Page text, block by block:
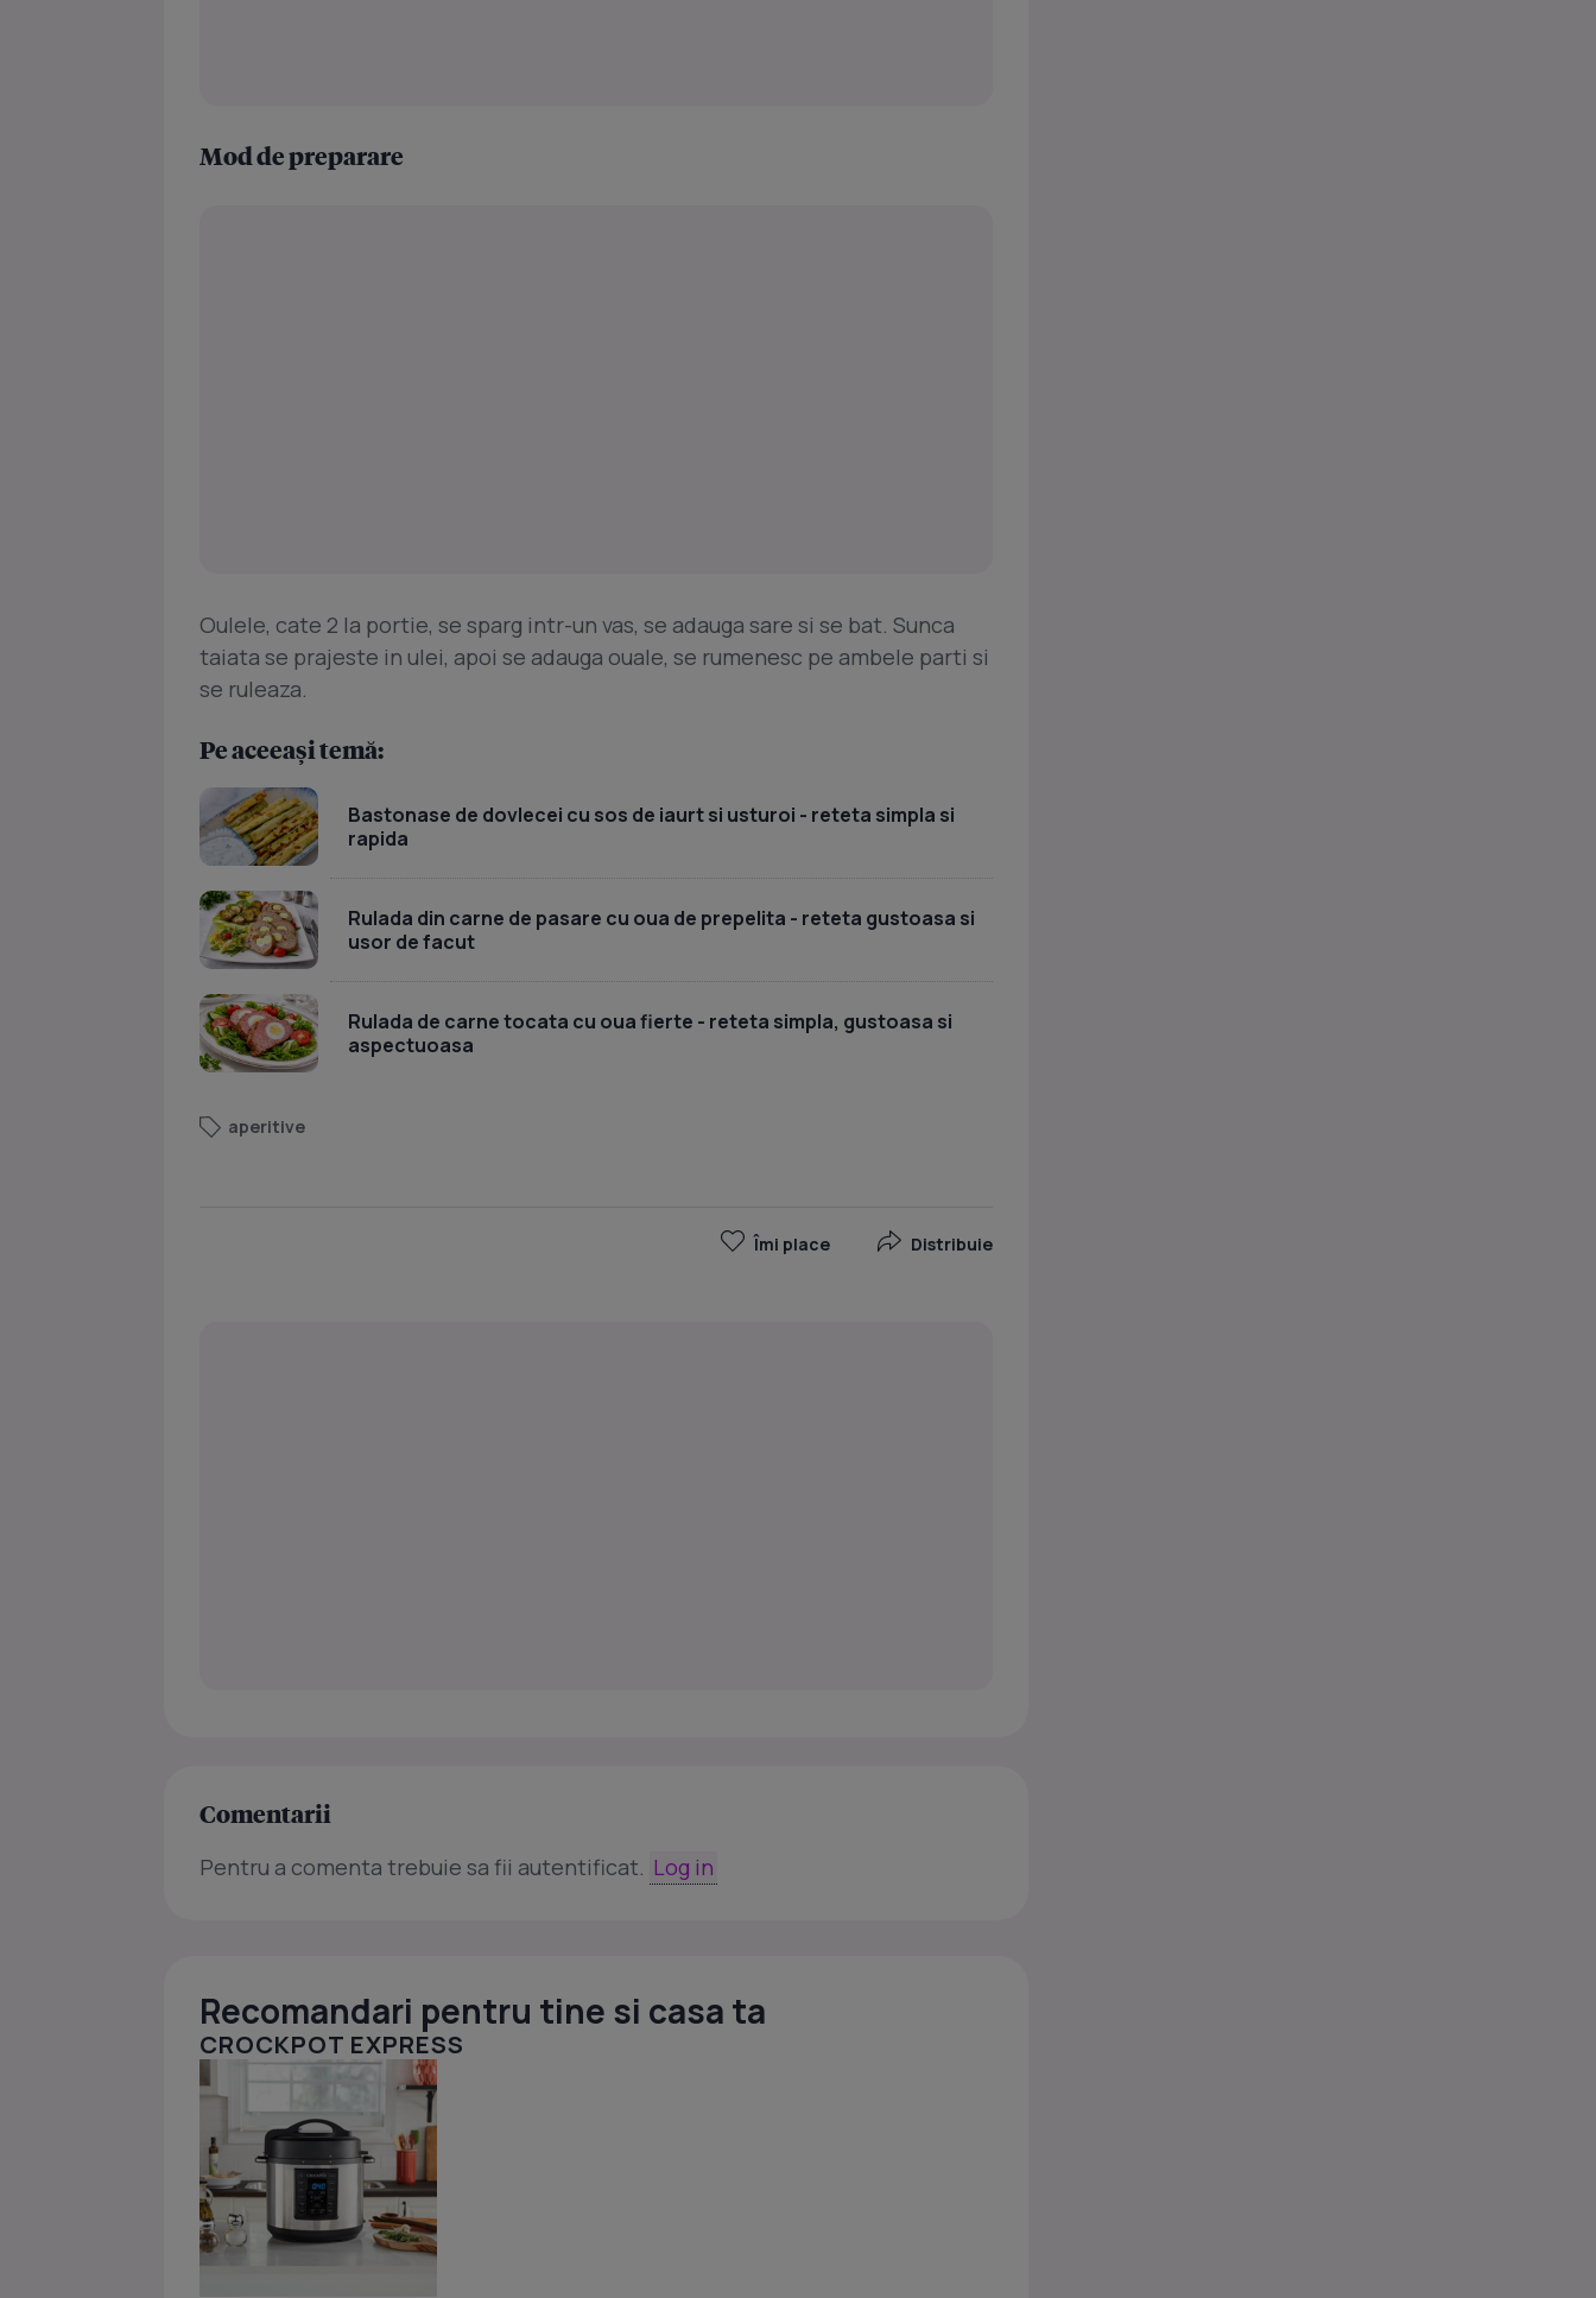
Mod de preparare
Oulele, cate 2 la portie, se sparg intr-un vas, se adauga sare si se bat. Sunca
taiata se prajeste in ulei, apoi se adauga ouale, se rumenesc pe ambele parti si
se ruleaza.
Pe aceeași temă:
Bastonase de dovlecei cu sos de iaurt si usturoi - reteta simpla si
rapida
Rulada din carne de pasare cu oua de prepelita - reteta gustoasa si
usor de facut
Rulada de carne tocata cu oua fierte - reteta simpla, gustoasa si
aspectuoasa
aperitive
Îmi place Distribuie
Comentarii
Pentru a comenta trebuie sa fii autentificat. Log in
Recomandari pentru tine si casa ta
CROCKPOT EXPRESS